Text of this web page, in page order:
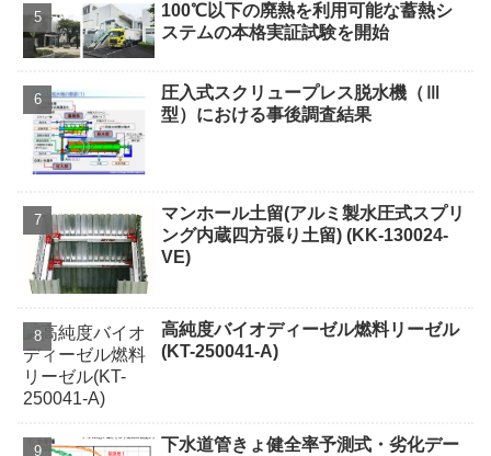
100℃以下の廃熱を利用可能な蓄熱シ
ステムの本格実証試験を開始
圧入式スクリュープレス脱水機（Ⅲ
型）における事後調査結果
マンホール土留(アルミ製水圧式スプリ
ング内蔵四方張り土留) (KK-130024-
VE)
高純度バイオディーゼル燃料リーゼル
(KT-250041-A)
下水道管きょ健全率予測式・劣化デー